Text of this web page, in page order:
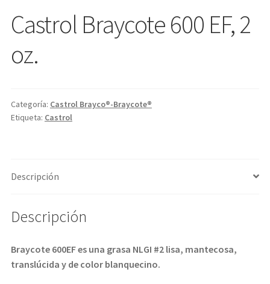
Castrol Braycote 600 EF, 2
oz.
Categoría: Castrol Brayco®-Braycote®
Etiqueta: Castrol
Descripción
Descripción
Braycote 600EFes una grasa NLGI #2 lisa, mantecosa,
translúcida y de color blanquecino.